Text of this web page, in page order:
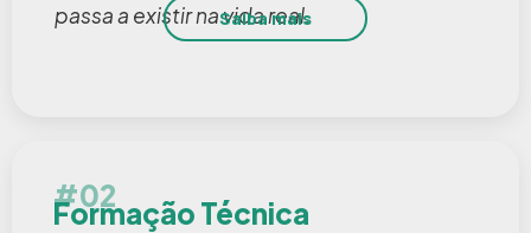
passa a existir na vida real.
Saiba mais
#02
Formação Técnica